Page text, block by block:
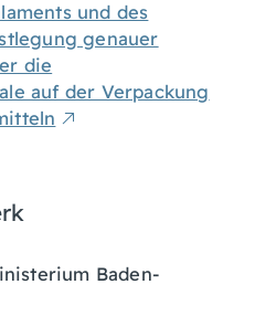
und des
genauer
die
auf der Verpackung
Baden-